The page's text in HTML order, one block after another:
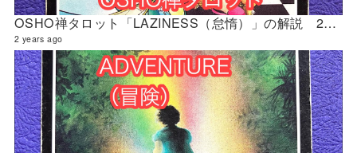
OSHO禅タロット「LAZINESS（怠惰）」の解説 2024年4月の門鑑定（修門）
2 years ago